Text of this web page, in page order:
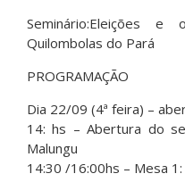
Seminário:Eleições
Quilombolas do Pará
PROGRAMAÇÃO
Dia 22/09 (4ª feira) –
14: hs – Abertura do
Malungu
14:30 /16:00hs – Mesa